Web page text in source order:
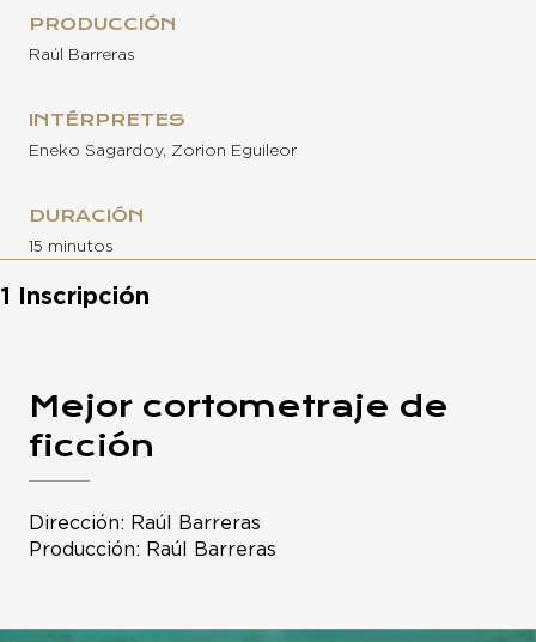
PRODUCCIÓN
Raúl Barreras
INTÉRPRETES
Eneko Sagardoy, Zorion Eguileor
DURACIÓN
15 minutos
1 Inscripción
Mejor cortometraje de
ficción
Dirección: Raúl Barreras
Producción: Raúl Barreras